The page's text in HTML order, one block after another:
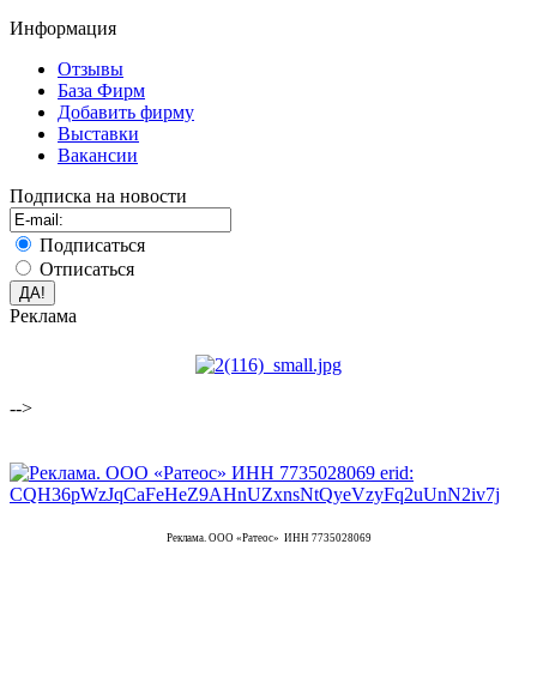
Информация
Отзывы
База Фирм
Добавить фирму
Выставки
Вакансии
Подписка на новости
Подписаться
Отписаться
Реклама
-->
Реклама. ООО «Ратеос» ИНН 7735028069